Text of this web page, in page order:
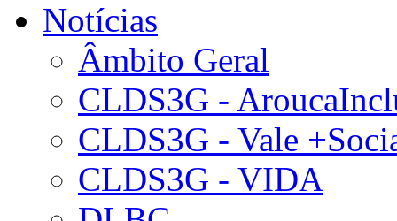
Notícias
Âmbito Geral
CLDS3G -
CLDS3G - Vale
CLDS3G - VIDA